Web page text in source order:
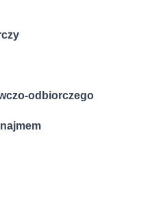
odbiorczego